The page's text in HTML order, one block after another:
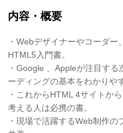
内容・概要
・Webデザイナーやコーダ
HTML5入門書。
・Google 、Appleが注目す
ーディングの基本をわかりや
・これからHTML 4サイトか
考える人は必携の書。
・現場で活躍するWeb制作